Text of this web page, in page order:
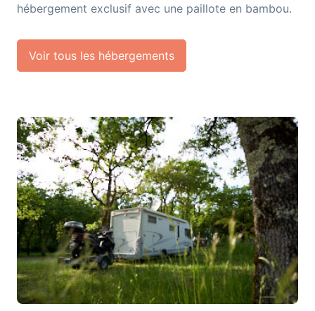
hébergement exclusif avec une paillote en bambou.
Voir tous les hébergements